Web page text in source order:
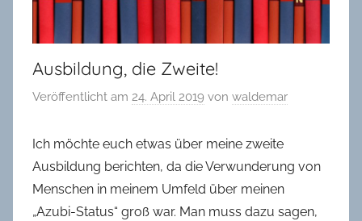
Ausbildung, die Zweite!
Veröffentlicht am 24. April 2019 von waldemar
Ich möchte euch etwas über meine zweite
Ausbildung berichten, da die Verwunderung von
Menschen in meinem Umfeld über meinen
„Azubi-Status“ groß war. Man muss dazu sagen,